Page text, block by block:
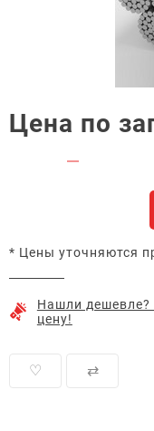
Цена по
* Цены уточняются
Нашли
цену!
♡ ⇄